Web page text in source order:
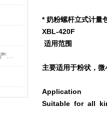
小型糖果包装机技术的提高给糖果产业带来巨大的变革
* 奶粉螺杆立式计量
XBL-420F
适用范围
主要适用于粉状，
Application
Suitable for all